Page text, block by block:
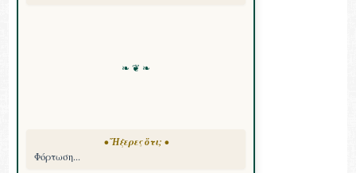
❧ ❦ ❧
• Ἤξερες ὅτι; •
Φόρτωση...